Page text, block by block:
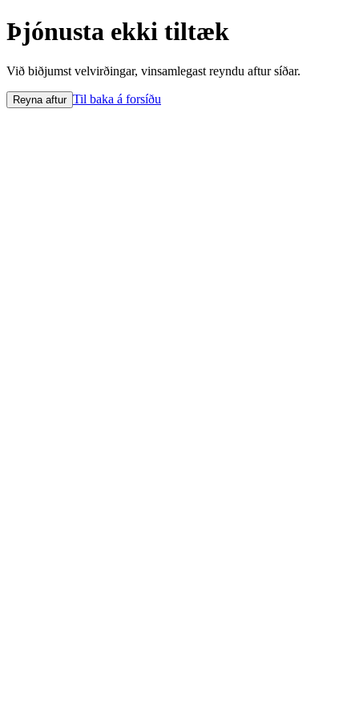
Þjónusta ekki tiltæk
Við biðjumst velvirðingar, vinsamlegast reyndu aftur síðar.
Reyna aftur Til baka á forsíðu